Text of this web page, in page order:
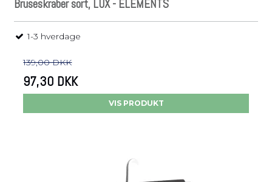
Bruseskraber sort, LUX - ELEMENTS
1-3 hverdage
139,00 DKK
97,30 DKK
VIS PRODUKT